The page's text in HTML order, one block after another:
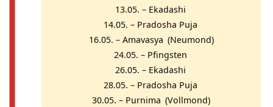
13.05. – Ekadashi
14.05. – Pradosha Puja
16.05. – Amavasya (Neumond)
24.05. – Pfingsten
26.05. – Ekadashi
28.05. – Pradosha Puja
30.05. – Purnima (Vollmond)